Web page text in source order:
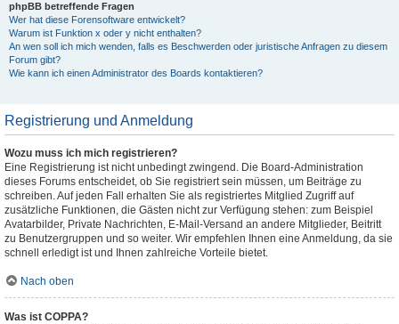
phpBB betreffende Fragen
Wer hat diese Forensoftware entwickelt?
Warum ist Funktion x oder y nicht enthalten?
An wen soll ich mich wenden, falls es Beschwerden oder juristische Anfragen zu diesem
Forum gibt?
Wie kann ich einen Administrator des Boards kontaktieren?
Registrierung und Anmeldung
Wozu muss ich mich registrieren?
Eine Registrierung ist nicht unbedingt zwingend. Die Board-Administration
dieses Forums entscheidet, ob Sie registriert sein müssen, um Beiträge zu
schreiben. Auf jeden Fall erhalten Sie als registriertes Mitglied Zugriff auf
zusätzliche Funktionen, die Gästen nicht zur Verfügung stehen: zum Beispiel
Avatarbilder, Private Nachrichten, E-Mail-Versand an andere Mitglieder, Beitritt
zu Benutzergruppen und so weiter. Wir empfehlen Ihnen eine Anmeldung, da sie
schnell erledigt ist und Ihnen zahlreiche Vorteile bietet.
Nach oben
Was ist COPPA?